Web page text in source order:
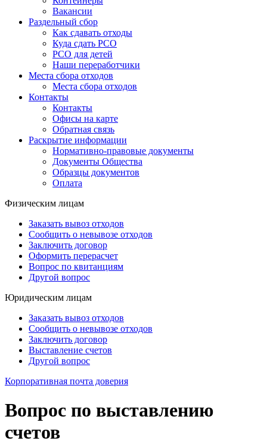
Вакансии
Раздельный сбор
Как сдавать отходы
Куда сдать РСО
РСО для детей
Наши переработчики
Места сбора отходов
Места сбора отходов
Контакты
Контакты
Офисы на карте
Обратная связь
Раскрытие информации
Нормативно-правовые документы
Документы Общества
Образцы документов
Оплата
Физическим лицам
Заказать вывоз отходов
Сообщить о невывозе отходов
Заключить договор
Оформить перерасчет
Вопрос по квитанциям
Другой вопрос
Юридическим лицам
Заказать вывоз отходов
Сообщить о невывозе отходов
Заключить договор
Выставление счетов
Другой вопрос
Корпоративная почта доверия
Вопрос по выставлению
счетов